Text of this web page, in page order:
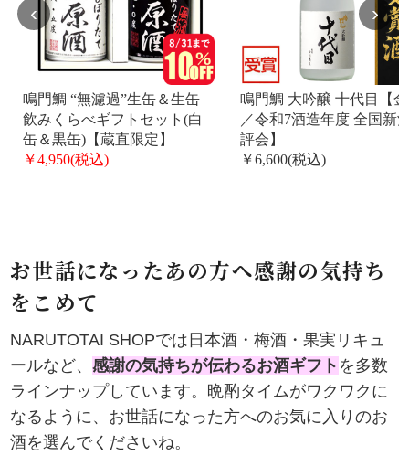
‹
鳴門鯛 “無濾過”生缶＆生缶
飲みくらべギフトセット(白
缶＆黒缶)【蔵直限定】
￥4,950(税込)
鳴門鯛 大吟醸 十代目【
／令和7酒造年度 全国新
評会】
￥6,600(税込)
›
お世話になったあの方へ感謝の気持ち
をこめて
NARUTOTAI SHOPでは日本酒・梅酒・果実リキュ
ールなど、感謝の気持ちが伝わるお酒ギフト を多数
ラインナップしています。晩酌タイムがワクワクに
なるように、お世話になった方へのお気に入りのお
酒を選んでくださいね。